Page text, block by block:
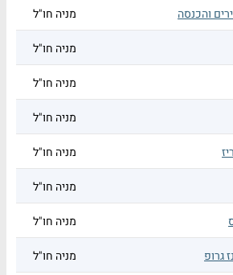
והכנסה
מניה חו"ל
מניה חו"ל
מניה חו"ל
מניה חו"ל
מניה חו"ל
מניה חו"ל
מניה חו"ל
גרופ מניה חו"ל